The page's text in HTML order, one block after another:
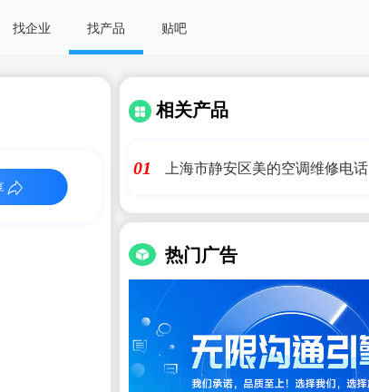
找企业 找产品 贴吧
相关产品
01 上海市静安区美的空调维修电话
热门广告